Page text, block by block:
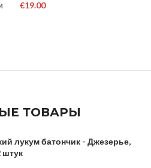
€19.00
ТОВАРЫ
лукум батончик - Джезерье,
штук